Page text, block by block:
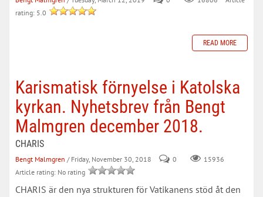
rating: 5.0
READ MORE
Karismatisk förnyelse i Katolska
kyrkan. Nyhetsbrev från Bengt
Malmgren december 2018.
CHARIS
Bengt Malmgren / Friday, November 30, 2018 0
15936
Article rating: No rating
CHARIS är den nya strukturen för Vatikanens stöd åt den